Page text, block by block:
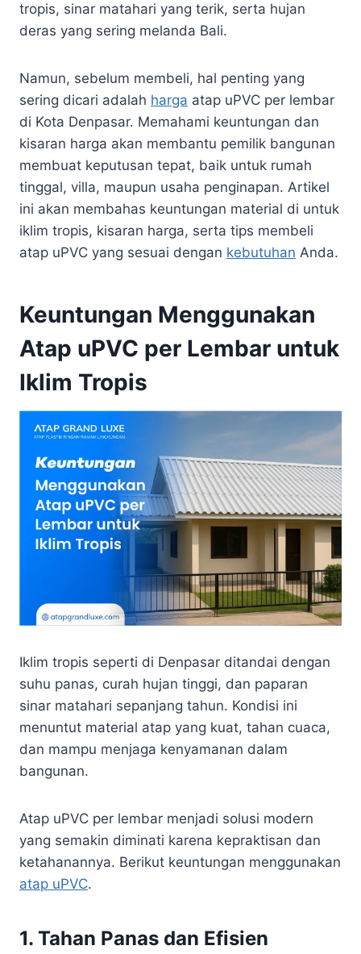
tropis, sinar matahari yang terik, serta hujan
deras yang sering melanda Bali.
Namun, sebelum membeli, hal penting yang
sering dicari adalah harga atap uPVC per lembar
di Kota Denpasar. Memahami keuntungan dan
kisaran harga akan membantu pemilik bangunan
membuat keputusan tepat, baik untuk rumah
tinggal, villa, maupun usaha penginapan. Artikel
ini akan membahas keuntungan material di untuk
iklim tropis, kisaran harga, serta tips membeli
atap uPVC yang sesuai dengan kebutuhan Anda.
Keuntungan Menggunakan
Atap uPVC per Lembar untuk
Iklim Tropis
Iklim tropis seperti di Denpasar ditandai dengan
suhu panas, curah hujan tinggi, dan paparan
sinar matahari sepanjang tahun. Kondisi ini
menuntut material atap yang kuat, tahan cuaca,
dan mampu menjaga kenyamanan dalam
bangunan.
Atap uPVC per lembar menjadi solusi modern
yang semakin diminati karena kepraktisan dan
ketahanannya. Berikut keuntungan menggunakan
atap uPVC.
1. Tahan Panas dan Efisien